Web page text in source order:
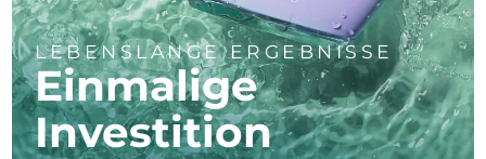
LEBENSLANGE ERGEBNISSE
Einmalige
Investition